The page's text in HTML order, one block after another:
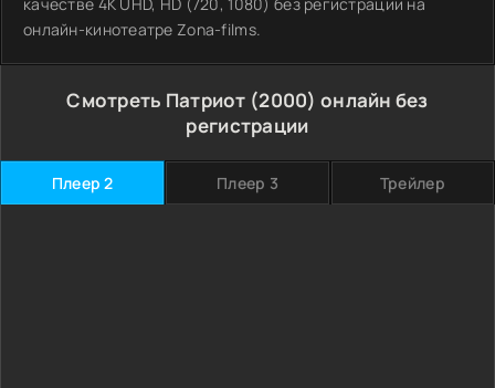
онлайн-кинотеатре Zona-films.
Смотреть Патриот (2000) онлайн без
регистрации
Плеер 2 Плеер 3 Трейлер